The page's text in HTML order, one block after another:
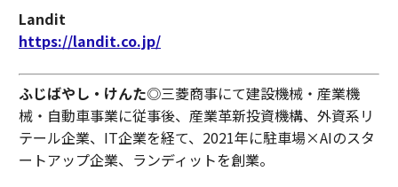
Landit
https://landit.co.jp/
ふじばやし・けんた◎三菱商事にて建設機械・産業機
械・自動車事業に従事後、産業革新投資機構、外資系リ
テール企業、IT企業を経て、2021年に駐車場×AIのスタ
ートアップ企業、ランディットを創業。